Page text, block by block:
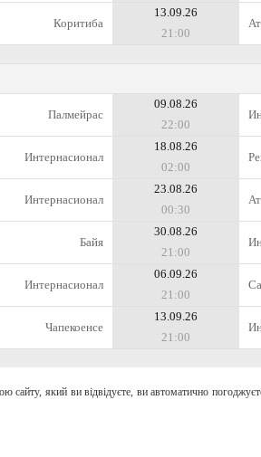
Коритиба
13.09.26
21:00
Палмейрас
09.08.26
22:00
Интернасионал
18.08.26
02:00
Интернасионал
23.08.26
00:30
Байя
30.08.26
21:00
Интернасионал
06.09.26
21:00
Чапекоенсе
13.09.26
21:00
сайту, який ви відвідуєте, ви автоматично